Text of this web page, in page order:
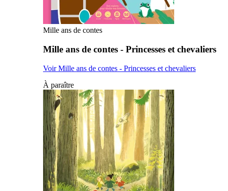
Mille ans de contes
Mille ans de contes - Princesses et chevaliers
Voir Mille ans de contes - Princesses et chevaliers
À paraître